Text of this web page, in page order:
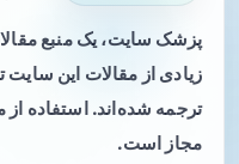
پزشک سایت، یک منبع
زیادی از مقالات این
ترجمه شده‌اند. استفاده از
مجاز است.